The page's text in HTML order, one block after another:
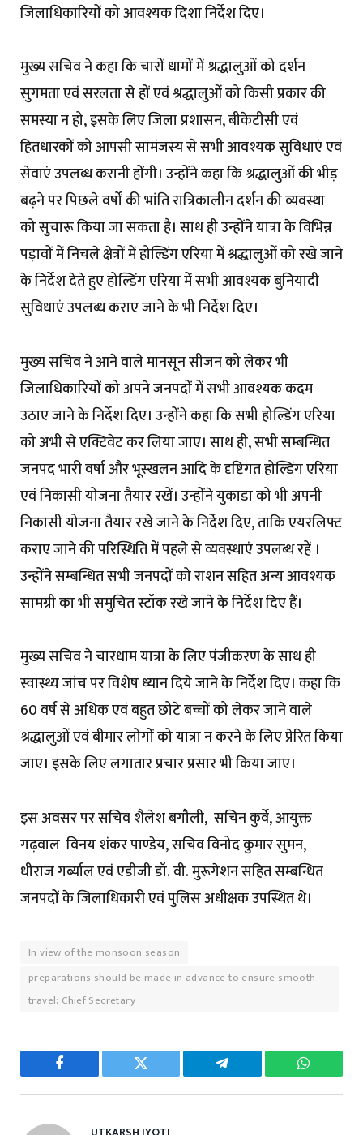
जिलाधिकारियों को आवश्यक दिशा निर्देश दिए।
मुख्य सचिव ने कहा कि चारों धामों में श्रद्धालुओं को दर्शन
सुगमता एवं सरलता से हों एवं श्रद्धालुओं को किसी प्रकार की
समस्या न हो, इसके लिए जिला प्रशासन, बीकेटीसी एवं
हितधारकों को आपसी सामंजस्य से सभी आवश्यक सुविधाएं एवं
सेवाएं उपलब्ध करानी होंगी। उन्होंने कहा कि श्रद्धालुओं की भीड़
बढ़ने पर पिछले वर्षों की भांति रात्रिकालीन दर्शन की व्यवस्था
को सुचारू किया जा सकता है। साथ ही उन्होंने यात्रा के विभिन्न
पड़ावों में निचले क्षेत्रों में होल्डिंग एरिया में श्रद्धालुओं को रखे जाने
के निर्देश देते हुए होल्डिंग एरिया में सभी आवश्यक बुनियादी
सुविधाएं उपलब्ध कराए जाने के भी निर्देश दिए।
मुख्य सचिव ने आने वाले मानसून सीजन को लेकर भी
जिलाधिकारियों को अपने जनपदों में सभी आवश्यक कदम
उठाए जाने के निर्देश दिए। उन्होंने कहा कि सभी होल्डिंग एरिया
को अभी से एक्टिवेट कर लिया जाए। साथ ही, सभी सम्बन्धित
जनपद भारी वर्षा और भूस्खलन आदि के दृष्टिगत होल्डिंग एरिया
एवं निकासी योजना तैयार रखें। उन्होंने युकाडा को भी अपनी
निकासी योजना तैयार रखे जाने के निर्देश दिए, ताकि एयरलिफ्ट
कराए जाने की परिस्थिति में पहले से व्यवस्थाएं उपलब्ध रहें ।
उन्होंने सम्बन्धित सभी जनपदों को राशन सहित अन्य आवश्यक
सामग्री का भी समुचित स्टॉक रखे जाने के निर्देश दिए हैं।
मुख्य सचिव ने चारधाम यात्रा के लिए पंजीकरण के साथ ही
स्वास्थ्य जांच पर विशेष ध्यान दिये जाने के निर्देश दिए। कहा कि
60 वर्ष से अधिक एवं बहुत छोटे बच्चों को लेकर जाने वाले
श्रद्धालुओं एवं बीमार लोगों को यात्रा न करने के लिए प्रेरित किया
जाए। इसके लिए लगातार प्रचार प्रसार भी किया जाए।
इस अवसर पर सचिव शैलेश बगौली, सचिन कुर्वे, आयुक्त
गढ़वाल विनय शंकर पाण्डेय, सचिव विनोद कुमार सुमन,
धीराज गर्ब्याल एवं एडीजी डॉ. वी. मुरूगेशन सहित सम्बन्धित
जनपदों के जिलाधिकारी एवं पुलिस अधीक्षक उपस्थित थे।
In view of the monsoon season
preparations should be made in advance to ensure smooth
travel: Chief Secretary
Facebook Twitter Telegram